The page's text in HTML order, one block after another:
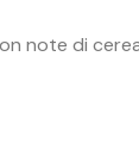
note di